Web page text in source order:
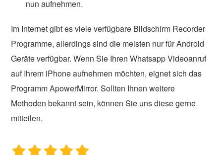
nun aufnehmen.
Im Internet gibt es viele verfügbare Bildschirm Recorder
Programme, allerdings sind die meisten nur für Android
Geräte verfügbar. Wenn Sie Ihren Whatsapp Videoanruf
auf Ihrem iPhone aufnehmen möchten, eignet sich das
Programm ApowerMirror. Sollten Ihnen weitere
Methoden bekannt sein, können Sie uns diese gerne
mitteilen.